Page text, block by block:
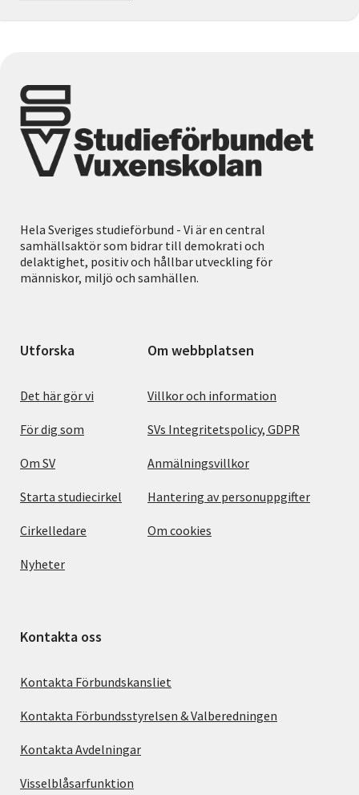
Hela Sveriges studieförbund - Vi är en central
samhällsaktör som bidrar till demokrati och
delaktighet, positiv och hållbar utveckling för
människor, miljö och samhällen.
Utforska
Det här gör vi
För dig som
Om SV
Starta studiecirkel
Cirkelledare
Nyheter
Om webbplatsen
Villkor och information
SVs Integritetspolicy, GDPR
Anmälningsvillkor
Hantering av personuppgifter
Om cookies
Kontakta oss
Kontakta Förbundskansliet
Kontakta Förbundsstyrelsen & Valberedningen
Kontakta Avdelningar
Visselblåsarfunktion